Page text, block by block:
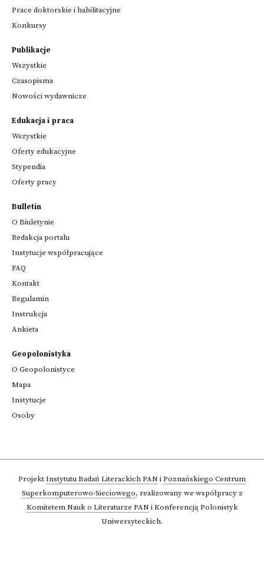
Prace doktorskie i habilitacyjne
Konkursy
Publikacje
Wszystkie
Czasopisma
Nowości wydawnicze
Edukacja i praca
Wszystkie
Oferty edukacyjne
Stypendia
Oferty pracy
Bulletin
O Biuletynie
Redakcja portalu
Instytucje współpracujące
FAQ
Kontakt
Regulamin
Instrukcja
Ankieta
Geopolonistyka
O Geopolonistyce
Mapa
Instytucje
Osoby
ProjektInstytutu Badań Literackich PAN iPoznańskiego Centrum
Superkomputerowo-Sieciowego, realizowany we współpracy z
Komitetem Nauk o Literaturze PAN i Konferencją Polonistyk
Uniwersyteckich.